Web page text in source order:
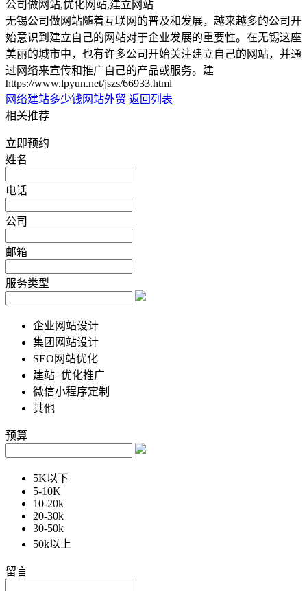
公司做网站,优化网站,建立网站
无锡公司做网站随着互联网的普及和发展，越来越多的公司开
始意识到建立自己的网站对于企业发展的重要性。在无锡这座
美丽的城市中，也有许多公司开始关注建立自己的网站，并通
过网络来宣传和推广自己的产品或服务。建
https://www.lpyun.net/jszs/66933.html
网络建站多少钱 网站外贸 返回列表
相关推荐
立即预约
姓名
电话
公司
邮箱
服务类型
企业网站设计
集团网站设计
SEO网站优化
建站+优化推广
微信小程序定制
其他
预算
5K以下
5-10K
10-20k
20-30k
30-50k
50k以上
留言